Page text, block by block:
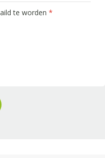
te worden *